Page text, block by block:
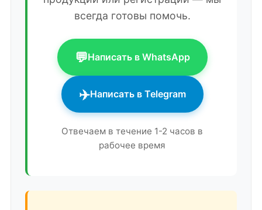
На разработку Хемохима корейское
высоких требований технологического процесса.
всех этапах производства пищевых продуктов.
всегда готовы помочь.
💬Написать в WhatsApp
✈️Написать в Telegram
Отвечаем в течение 1-2 часов в
рабочее время